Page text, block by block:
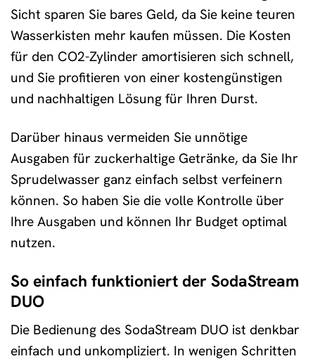
Sicht sparen Sie bares Geld, da Sie keine teuren
Wasserkisten mehr kaufen müssen. Die Kosten
für den CO2-Zylinder amortisieren sich schnell,
und Sie profitieren von einer kostengünstigen
und nachhaltigen Lösung für Ihren Durst.
Darüber hinaus vermeiden Sie unnötige
Ausgaben für zuckerhaltige Getränke, da Sie Ihr
Sprudelwasser ganz einfach selbst verfeinern
können. So haben Sie die volle Kontrolle über
Ihre Ausgaben und können Ihr Budget optimal
nutzen.
So einfach funktioniert der SodaStream
DUO
Die Bedienung des SodaStream DUO ist denkbar
einfach und unkompliziert. In wenigen Schritten